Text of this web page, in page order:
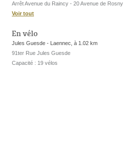
Arrêt Avenue du Raincy - 20 Avenue de Rosny
Voir tout
En vélo
Jules Guesde - Laennec, à 1.02 km
91ter Rue Jules Guesde
Capacité : 19 vélos